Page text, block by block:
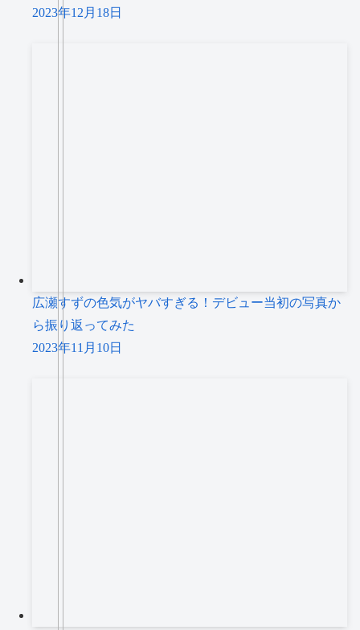
2023年12月18日
広瀬すずの色気がヤバすぎる！デビュー当初の写真か
ら振り返ってみた
2023年11月10日